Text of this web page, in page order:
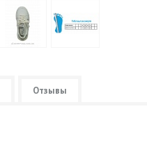
Отзывы